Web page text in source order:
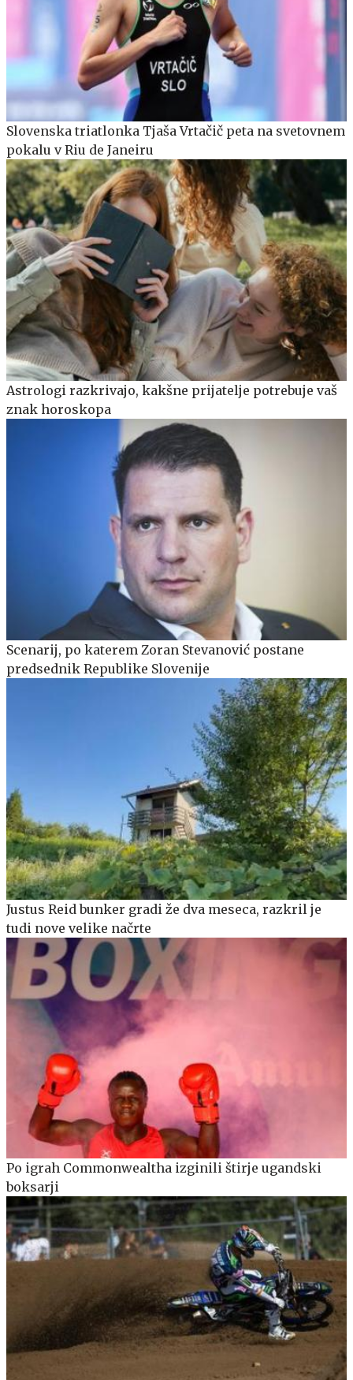
Slovenska triatlonka Tjaša Vrtačič peta na svetovnem
pokalu v Riu de Janeiru
Astrologi razkrivajo, kakšne prijatelje potrebuje vaš
znak horoskopa
Scenarij, po katerem Zoran Stevanović postane
predsednik Republike Slovenije
Justus Reid bunker gradi že dva meseca, razkril je
tudi nove velike načrte
Po igrah Commonwealtha izginili štirje ugandski
boksarji